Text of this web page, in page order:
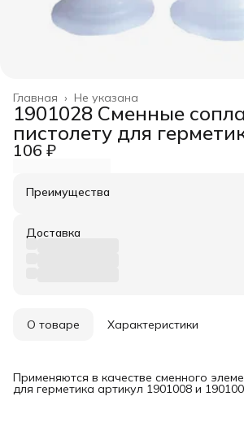
Не указана
Главная ›
1901028 Сменные
пистолету для
106 ₽
Преимущества
Оплата частями в Сплит
Удобный возврат
Доставка
О товаре Характеристики
Применяются в качестве сменного
для герметика артикул 1901008 и